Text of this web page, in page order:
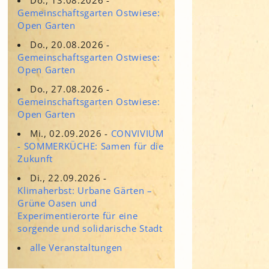
Grün in Sicht
Garten der Sinne
Interkultureller Garten
Blumenau
Kultgarten der WerkBox3
Piazza Zenetti
Südgarten
Tauschgarten Schwabing-
Milbertshofen
Waldschmausgarten
Adressen für Gartenbedarf
Erde & Kompost
Gemeinschaftsgarten Ostwiese:
Open Garten
Do., 20.08.2026 -
Gemeinschaftsgarten Ostwiese:
Open Garten
Do., 27.08.2026 -
Gemeinschaftsgarten Ostwiese:
Open Garten
Mi., 02.09.2026 - CONVIVIUM
- SOMMERKÜCHE: Samen für die
Zukunft
Di., 22.09.2026 -
Klimaherbst: Urbane Gärten –
Grüne Oasen und
Experimentierorte für eine
sorgende und solidarische Stadt
alle Veranstaltungen